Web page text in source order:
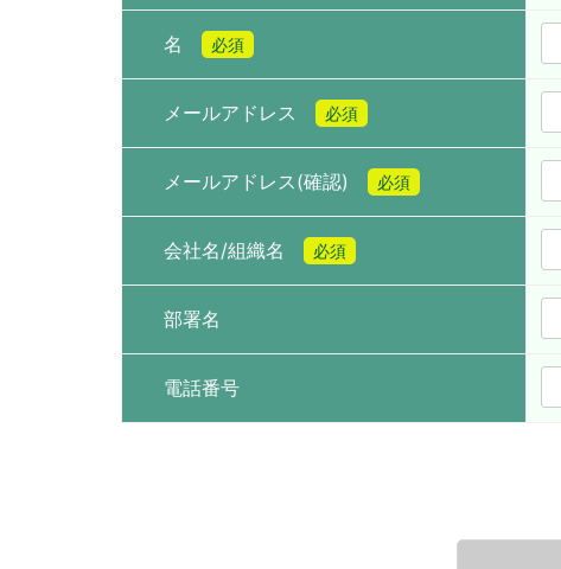
名 必須
メールアドレス 必須
メールアドレス(確認) 必須
会社名/組織名 必須
部署名
電話番号